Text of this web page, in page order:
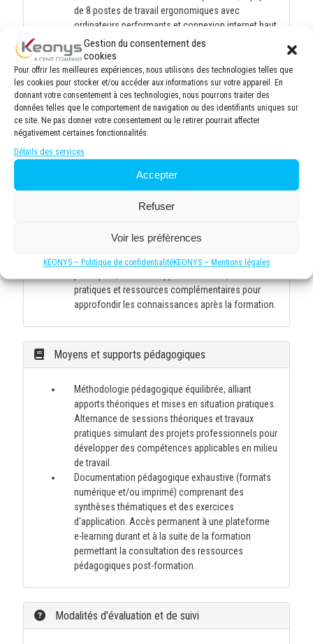
Gestion du consentement des
cookies
Pour offrir les meilleures expériences, nous utilisons des technologies telles que
les cookies pour stocker et/ou accéder aux informations sur votre appareil. En
donnant votre consentement à ces technologies, nous pourrons traiter des
données telles que le comportement de navigation ou des identifiants uniques sur
ce site. Ne pas donner votre consentement ou le retirer pourrait affecter
négativement certaines fonctionnalités.
Détails des services
Accepter
Refuser
Voir les préfèrences
KEONYS – Politique de confidentialitéKEONYS – Mentions légales
de 8 postes de travail ergonomiques avec
ordinateurs performants et connexion internet haut
débit. Vidéo projecteur haute définition pour une
visualisation optimale des supports de cours.
Tableau blanc pour des sessions participatives.
8 personnes maximum par session en présentiel et
6 personnes maximum par session en distanciel
afin de garantir une formation de qualité, permettant
une attention personnalisée du formateur et
taille de groupe optimale facilite les exercices
pratiques, les discussions approfondies et un suivi
Environnement d'apprentissage confortable avec
Documentation complète fournie à chaque
pratiques et ressources complémentaires pour
approfondir les connaissances après la formation.
Moyens et supports pédagogiques
Méthodologie pédagogique équilibrée, alliant
apports théoriques et mises en situation pratiques.
Alternance de sessions théoriques et travaux
pratiques simulant des projets professionnels pour
développer des compétences applicables en milieu
de travail.
Documentation pédagogique exhaustive (formats
numérique et/ou imprimé) comprenant des
synthèses thématiques et des exercices
d'application. Accès permanent à une plateforme
e-learning durant et à la suite de la formation
permettant la consultation des ressources
pédagogiques post-formation.
Modalités d'évaluation et de suivi